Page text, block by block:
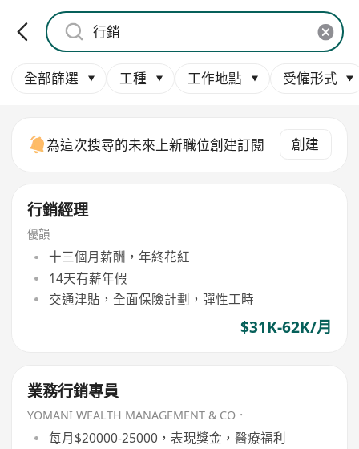
全部篩選 工種 工作地點 受僱形式
為這次搜尋的未來上新職位創建訂閱 創建
行銷經理
優韻
十三個月薪酬，年終花紅
14天有薪年假
交通津貼，全面保險計劃，彈性工時
$31K-62K/月
業務行銷專員
YOMANI WEALTH MANAGEMENT & CO．
每月$20000-25000，表現獎金，醫療福利